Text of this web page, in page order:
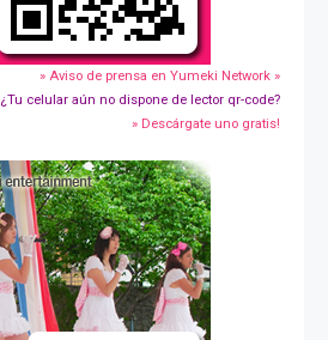
» Aviso de prensa en Yumeki Network »
¿Tu celular aún no dispone de lector qr-code?
» Descárgate uno gratis!